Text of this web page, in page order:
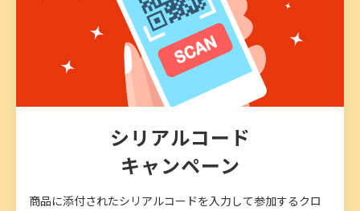
シリアルコード
キャンペーン
商品に添付されたシリアルコードを入力して参加するクロ